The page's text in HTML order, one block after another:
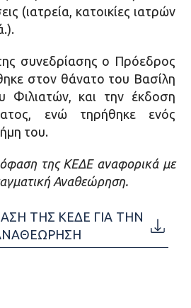
(ιατρεία, κατοικίες ιατρών
συνεδρίασης ο Πρόεδρος
στον θάνατο του Βασίλη
Φιλιατών, και την έκδοση
ενώ τηρήθηκε ενός
του.
της ΚΕΔΕ αναφορικά με
Αναθεώρηση.
ΤΗΣ ΚΕΔΕ ΓΙΑ ΤΗΝ